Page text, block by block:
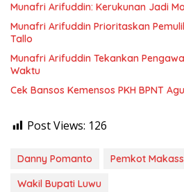
Munafri Arifuddin: Kerukunan Jadi
Munafri Arifuddin Prioritaskan
Tallo
Munafri Arifuddin Tekankan
Waktu
Cek Bansos Kemensos PKH BPNT
Post Views: 126
Danny Pomanto Pemkot
Wakil Bupati Luwu